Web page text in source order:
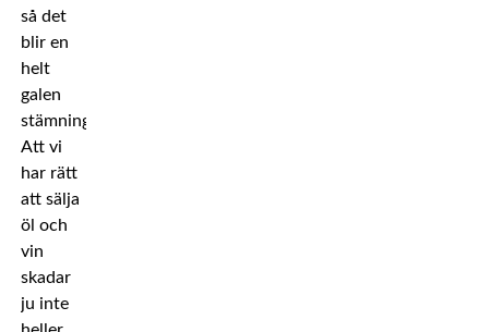
så det
blir en
helt
galen
stämning.
Att vi
har rätt
att sälja
öl och
vin
skadar
ju inte